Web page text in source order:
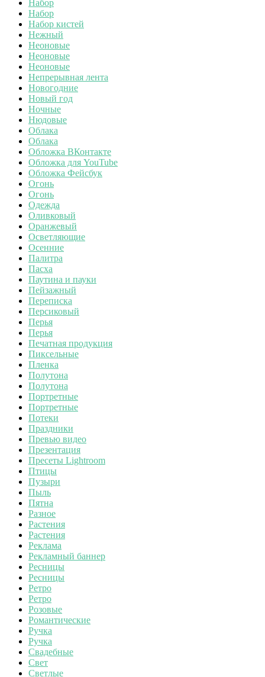
Набор
Набор
Набор кистей
Нежный
Неоновые
Неоновые
Неоновые
Непрерывная лента
Новогодние
Новый год
Ночные
Нюдовые
Облака
Облака
Обложка ВКонтакте
Обложка для YouTube
Обложка Фейсбук
Огонь
Огонь
Одежда
Оливковый
Оранжевый
Осветляющие
Осенние
Палитра
Пасха
Паутина и пауки
Пейзажный
Переписка
Персиковый
Перья
Перья
Печатная продукция
Пиксельные
Пленка
Полутона
Полутона
Портретные
Портретные
Потеки
Праздники
Превью видео
Презентация
Пресеты Lightroom
Птицы
Пузыри
Пыль
Пятна
Разное
Растения
Растения
Реклама
Рекламный баннер
Ресницы
Ресницы
Ретро
Ретро
Розовые
Романтические
Ручка
Ручка
Свадебные
Свет
Светлые